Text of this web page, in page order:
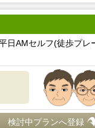
日AMセルフ(徒歩プ
検討中プランへ登録